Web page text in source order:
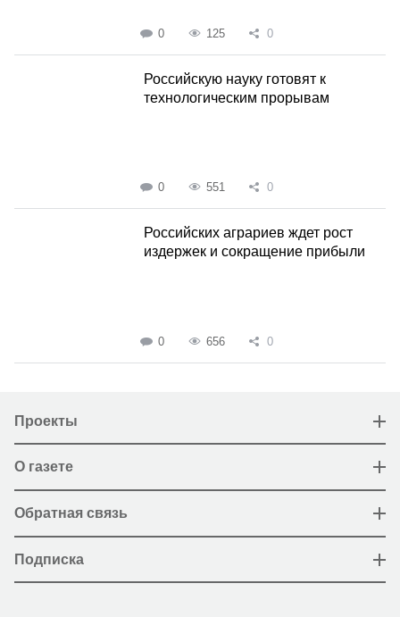
0 125 0
Российскую науку готовят к
технологическим прорывам
0 551 0
Российских аграриев ждет рост
издержек и сокращение прибыли
0 656 0
Проекты
О газете
Обратная связь
Подписка